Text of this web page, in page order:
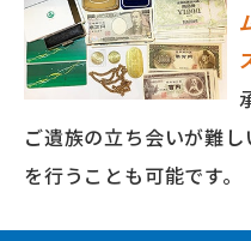
ご遺族の立ち会いが難
を行うことも可能です。